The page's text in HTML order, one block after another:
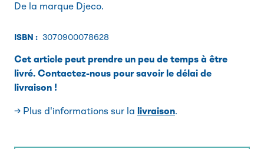
De la marque Djeco.
ISBN : 3070900078628
Cet article peut prendre un peu de temps à être
livré. Contactez-nous pour savoir le délai de
livraison !
→ Plus d'informations sur la livraison.